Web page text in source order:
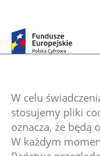
W celu
stosujemy pliki
oznacza, że będą
W każdym